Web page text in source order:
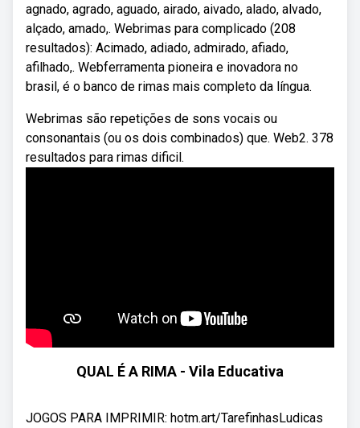
agnado, agrado, aguado, airado, aivado, alado, alvado,
alçado, amado,. Webrimas para complicado (208
resultados): Acimado, adiado, admirado, afiado,
afilhado,. Webferramenta pioneira e inovadora no
brasil, é o banco de rimas mais completo da língua.
Webrimas são repetições de sons vocais ou
consonantais (ou os dois combinados) que. Web2. 378
resultados para rimas dificil.
QUAL É A RIMA - Vila Educativa
JOGOS PARA IMPRIMIR: hotm.art/TarefinhasLudicas